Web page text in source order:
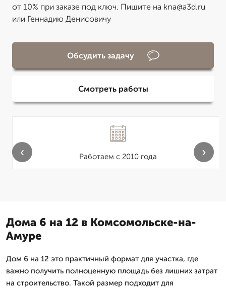
от 10% при заказе под ключ. Пишите на kna@a3d.ru
или Геннадию Денисовичу
Обсудить задачу
Смотреть работы
Работаем с 2010 года
‹ ›
Дома 6 на 12 в Комсомольске-на-
Амуре
Дом 6 на 12 это практичный формат для участка, где
важно получить полноценную площадь без лишних затрат
на строительство. Такой размер подходит для